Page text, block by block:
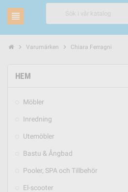
view_headline
chevron_right Varumärken chevron_right Chiara Ferragni
HEM
Möbler
Inredning
Utemöbler
Bastu & Ångbad
Pooler, SPA och Tillbehör
El-scooter